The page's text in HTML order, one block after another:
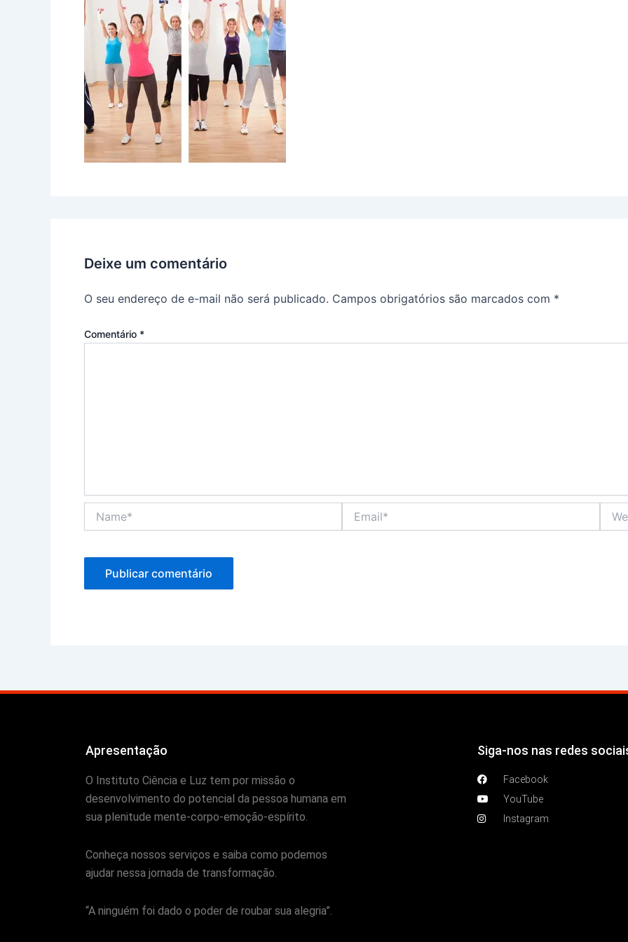
Deixe um comentário
O seu endereço de e-mail não será publicado. Campos obrigatórios são marcados com *
Comentário *
Apresentação
O Instituto Ciência e Luz tem por missão o
desenvolvimento do potencial da pessoa humana em
sua plenitude mente-corpo-emoção-espírito.
Conheça nossos serviços e saiba como podemos
ajudar nessa jornada de transformação.
“A ninguém foi dado o poder de roubar sua alegria”.
Siga-nos nas redes
Facebook
YouTube
Instagram